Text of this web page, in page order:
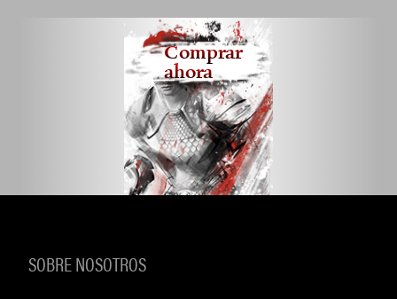
Comprar
ahora
SOBRE NOSOTROS